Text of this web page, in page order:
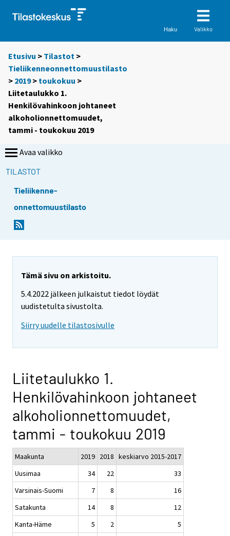
Haku Valikko
Etusivu > Tilastot >
Tieliikenneonnettomuustilasto
> 2019> toukokuu >
Liitetaulukko 1.
Henkilövahinkoon johtaneet
alkoholionnettomuudet,
tammi - toukokuu 2019
Avaa valikko
TILASTOT
Tieliikenne-
onnettomuustilasto
Tämä sivu on arkistoitu.
5.4.2022 jälkeen julkaistut tiedot löydät
uudistetulta sivustolta.
Siirry uudelle tilastosivulle
Liitetaulukko 1.
Henkilövahinkoon johtaneet
alkoholionnettomuudet,
tammi - toukokuu 2019
Maakunta 2019 2018 keskiarvo 2015-2017
Uusimaa
34 22
33
Varsinais-Suomi
7 8
16
Satakunta
14 8
12
Kanta-Häme
5 2
5